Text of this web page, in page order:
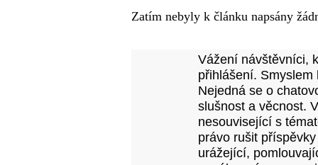
Zatím nebyly k článku napsány
Vážení návštěvníci,
přihlášení.
Nejedná se o
slušnost a věcnost.
nesouvisející s
právo rušit
urážející,